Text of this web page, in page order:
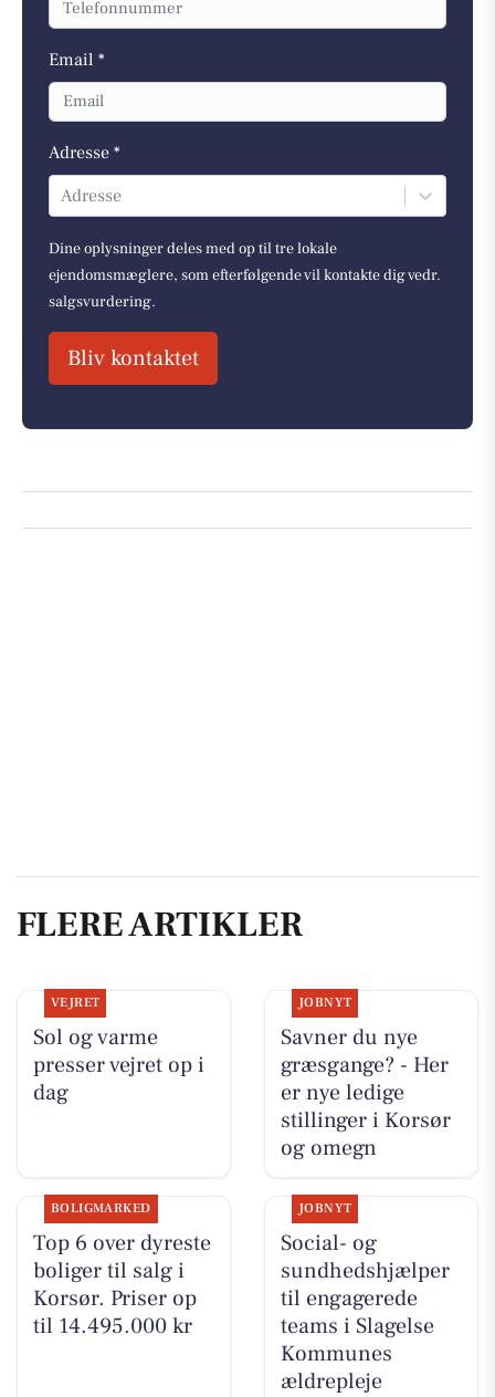
Email *
Adresse *
Adresse
Dine oplysninger deles med op til tre lokale
ejendomsmæglere, som efterfølgende vil kontakte dig vedr.
salgsvurdering.
Bliv kontaktet
FLERE ARTIKLER
VEJRET
Sol og varme
presser vejret op i
dag
JOBNYT
Savner du nye
græsgange? - Her
er nye ledige
stillinger i Korsør
og omegn
BOLIGMARKED
Top 6 over dyreste
boliger til salg i
Korsør. Priser op
til 14.495.000 kr
JOBNYT
Social- og
sundhedshjælper
til engagerede
teams i Slagelse
Kommunes
ældrepleje